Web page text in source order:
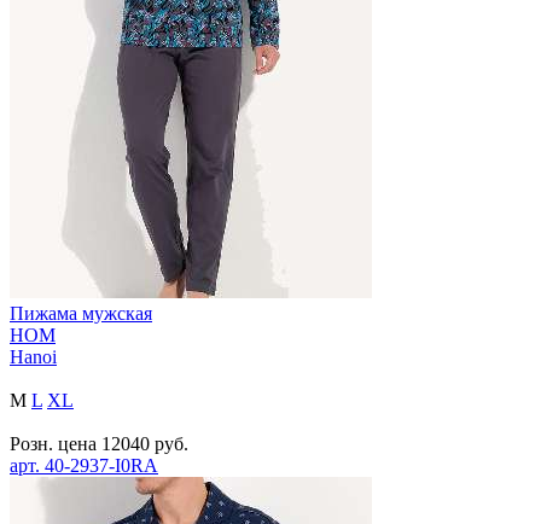
Пижама мужская
HOM
Hanoi
M L XL
Розн. цена 12040 руб.
арт. 40-2937-I0RA